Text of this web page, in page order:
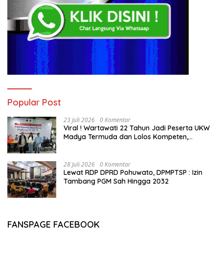
Popular Post
23 Juli 2026 0 Komentar
Viral ! Wartawati 22 Tahun Jadi Peserta UKW
Madya Termuda dan Lolos Kompeten,
28 Juli 2026 0 Komentar
Lewat RDP DPRD Pohuwato, DPMPTSP : Izin
Tambang PGM Sah Hingga 2032
FANSPAGE FACEBOOK